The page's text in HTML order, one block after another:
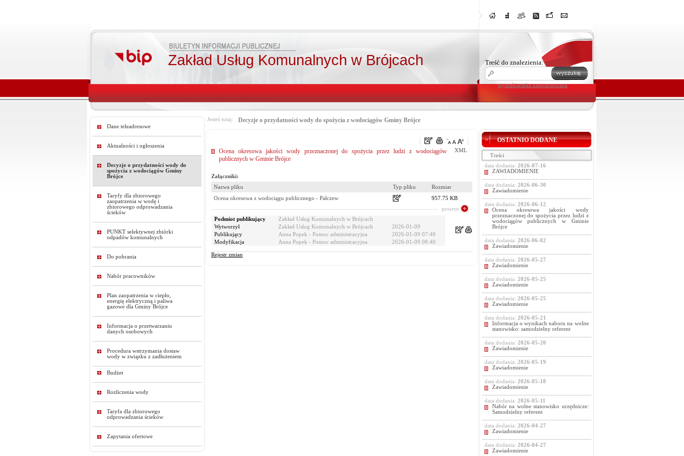
Zakład Usług Komunalnych w Brójcach Treść do znalezienia:
wyszukiwarka zaawansowana
Dane teleadresowe
Aktualności i ogłoszenia
Decyzje o przydatności wody do
spożycia z wodociągów Gminy
Brójce
Taryfy dla zbiorowego
zaopatrzenia w wodę i
zbiorowego odprowadzania
ścieków
PUNKT selektywnej zbiórki
odpadów komunalnych
Do pobrania
Nabór pracowników
Plan zaopatrzenia w ciepło,
energię elektryczną i paliwa
gazowe dla Gminy Brójce
Informacja o przetwarzaniu
danych osobowych
Procedura wstrzymania dostaw
wody w związku z zadłużeniem
Budżet
Rozliczenia wody
Taryfa dla zbiorowego
odprowadzania ścieków
Zapytania ofertowe
Jesteś tutaj: Decyzje o przydatności wody do spożycia z wodociągów Gminy Brójce
XML
Ocena okresowa jakości wody przeznaczonej do spożycia przez ludzi z wodociągów
publicznych w Gminie Brójce
Załączniki:
Nazwa pliku Typ pliku
Rozmiar
Ocena okresowa z wodociągu publicznego - Pałczew
957.75 KB
powrot
Podmiot publikujący
Zakład Usług Komunalnych w Brójcach
Wytworzył
Zakład Usług Komunalnych w Brójcach
2026-01-09
Publikujący
Anna Popek - Pomoc administracyjna
2026-01-09 07:40
Modyfikacja
Anna Popek - Pomoc administracyjna 2026-01-09 08:40
Rejestr zmian
OSTATNIO DODANE
Treści
data dodania: 2026-07-16
ZAWIADOMIENIE
data dodania: 2026-06-30
Zawiadomienie
data dodania: 2026-06-12
Ocena okresowa jakości wody
przeznaczonej do spożycia przez ludzi z
wodociągów publicznych w Gminie
Brójce
data dodania: 2026-06-02
Zawiadomienie
data dodania: 2026-05-27
Zawiadomienie
data dodania: 2026-05-25
Zawiadomienie
data dodania: 2026-05-25
Zawiadomienie
data dodania: 2026-05-21
Informacja o wynikach naboru na wolne
stanowisko: samodzielny referent
data dodania: 2026-05-20
Zawiadomienie
data dodania: 2026-05-19
Zawiadomienie
data dodania: 2026-05-18
Zawiadomienie
data dodania: 2026-05-11
Nabór na wolne stanowisko urzędnicze:
Samodzielny referent
data dodania: 2026-04-27
Zawiadomienie
data dodania: 2026-04-27
Zawiadomienie